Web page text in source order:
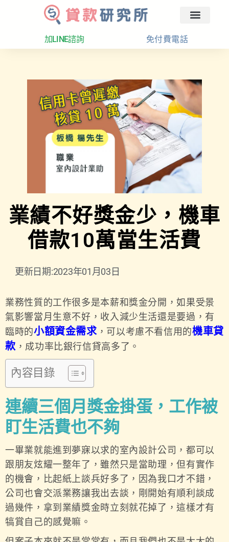
加LINE諮詢 免付費電話
業績不好獎金少，機車
借款10萬當生活費
更新日期:2023年01月03日
業務性質的工作很多是本薪和獎金分開，如果受景
氣影響當月生意不好，收入減少生活還是要過，有
臨時的小額資金需求，可以考慮不看信用的機車貸
款，成功率比銀行信貸高多了。
內容目錄
連續三個月獎金掛蛋，工作被
盯生活費也不夠
一畢業就能進到夢寐以求的室內設計公司，都可以
跟朋友炫耀一整年了，雖然只是當助理，但有實作
的機會，比起紙上談兵好多了，因為我口才不錯，
公司也會交派業務讓我出去談，剛開始有順利談成
過幾件，拿到業績獎金時立刻就花掉了，這樣才有
犒賞自己的感覺嘛。